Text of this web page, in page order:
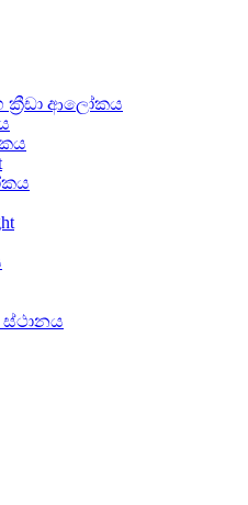
ක්‍රීඩා ආලෝකය
ස්ථානය